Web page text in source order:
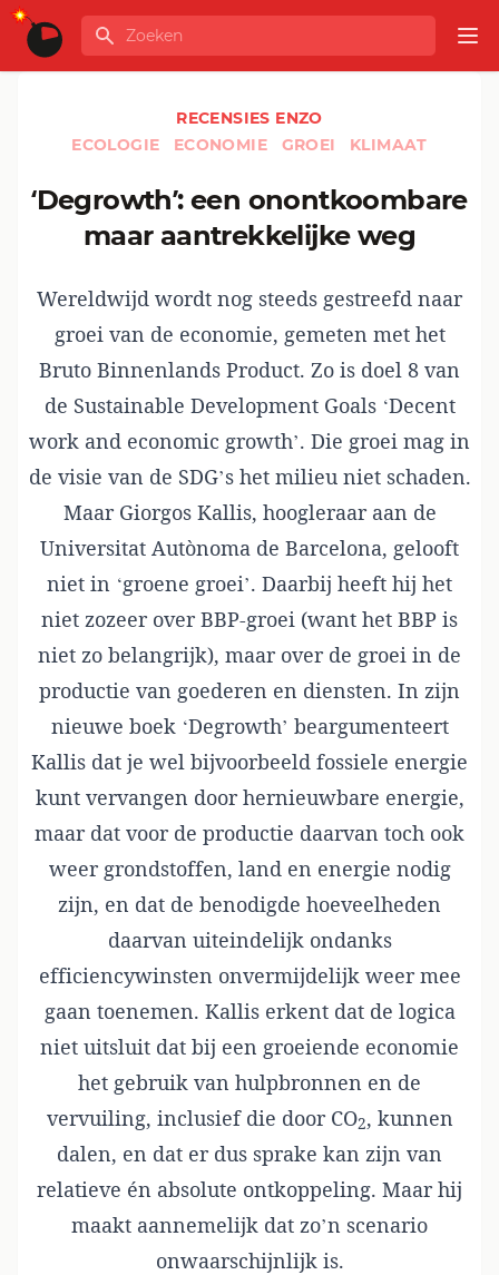
Ga naar de inhoud
GLOBALINFO
Zoeken
RECENSIES ENZO
ECOLOGIE
ECONOMIE GROEI KLIMAAT
‘Degrowth’: een onontkoombare
maar aantrekkelijke weg
Wereldwijd wordt nog steeds gestreefd naar
groei van de economie, gemeten met het
Bruto Binnenlands Product. Zo is doel 8 van
de Sustainable Development Goals ‘Decent
work and economic growth’. Die groei mag in
de visie van de SDG’s het milieu niet schaden.
Maar Giorgos Kallis, hoogleraar aan de
Universitat Autònoma de Barcelona, gelooft
niet in ‘groene groei’. Daarbij heeft hij het
niet zozeer over BBP-groei (want het BBP is
niet zo belangrijk), maar over de groei in de
productie van goederen en diensten. In zijn
nieuwe boek ‘Degrowth’ beargumenteert
Kallis dat je wel bijvoorbeeld fossiele energie
kunt vervangen door hernieuwbare energie,
maar dat voor de productie daarvan toch ook
weer grondstoffen, land en energie nodig
zijn, en dat de benodigde hoeveelheden
daarvan uiteindelijk ondanks
efficiencywinsten onvermijdelijk weer mee
gaan toenemen. Kallis erkent dat de logica
niet uitsluit dat bij een groeiende economie
het gebruik van hulpbronnen en de
vervuiling, inclusief die door CO2, kunnen
dalen, en dat er dus sprake kan zijn van
relatieve én absolute ontkoppeling. Maar hij
maakt aannemelijk dat zo’n scenario
onwaarschijnlijk is.